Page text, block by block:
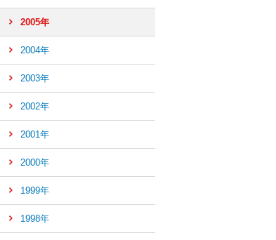
2005年
2004年
2003年
2002年
2001年
2000年
1999年
1998年